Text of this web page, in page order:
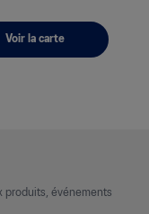
Voir la carte
produits, événements